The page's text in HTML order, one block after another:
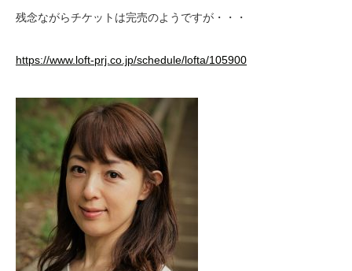
残念ながらチケットは完売のようですが・・・
https://www.loft-prj.co.jp/schedule/lofta/105900